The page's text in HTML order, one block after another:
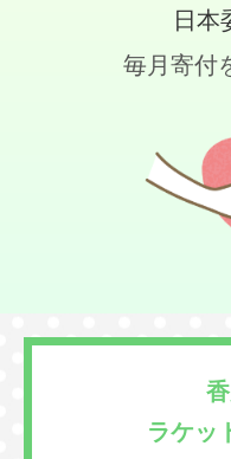
日本
毎月寄付
ラケッ